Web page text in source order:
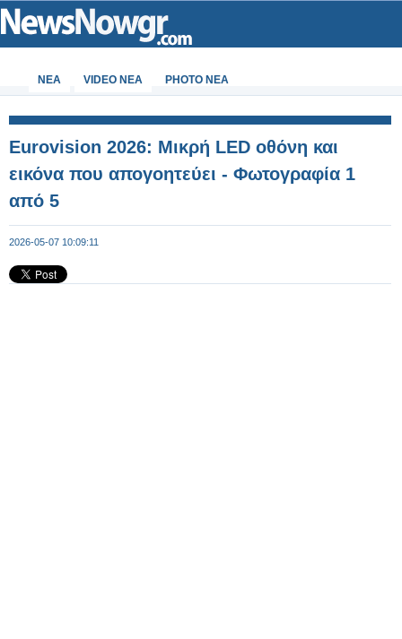
ΝΕΑ VIDEO NEA PHOTO NEA
Eurovision 2026: Μικρή LED οθόνη και
εικόνα που απογοητεύει - Φωτογραφία 1
από 5
2026-05-07 10:09:11